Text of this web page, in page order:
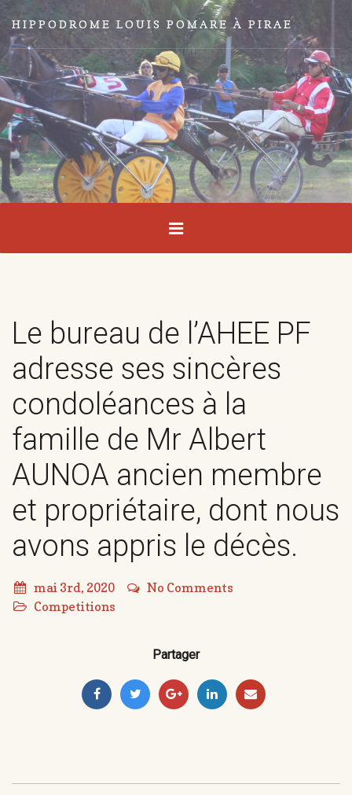
HIPPODROME LOUIS POMARE À PIRAE
Le bureau de l’AHEE PF
adresse ses sincères
condoléances à la
famille de Mr Albert
AUNOA ancien membre
et propriétaire, dont nous
avons appris le décès.
mai 3rd, 2020
No Comments
Competitions
Partager